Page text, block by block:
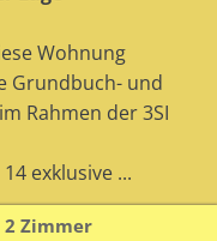
Wohnung
Grundbuch- und
Rahmen der 3SI
exklusive ...
2 Zimmer